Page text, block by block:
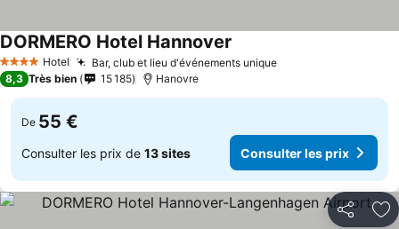
4 Étoiles Hotel Bar, club et lieu d'événements unique
DORMERO Hotel Hannover
8,3 Très bien 15 185 Hanovre
De 55 €
Consulter les prix de 13 sites Consulter les prix
Partager